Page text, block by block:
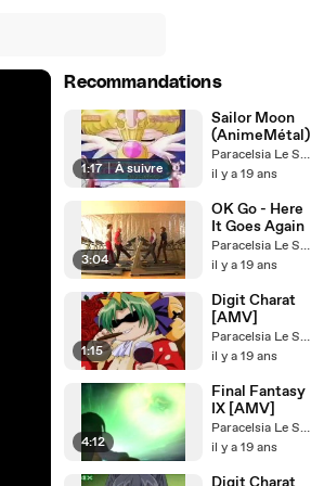
Recommandations
1:17 | À suivre
Sailor Moon
(AnimeMétal)
Paracelsia Le Saigné
il y a 19 ans
3:04
OK Go - Here
It Goes Again
Paracelsia Le Saigné
il y a 19 ans
1:15
Digit Charat
[AMV]
Paracelsia Le Saigné
il y a 19 ans
4:12
Final Fantasy
IX [AMV]
Paracelsia Le Saigné
il y a 19 ans